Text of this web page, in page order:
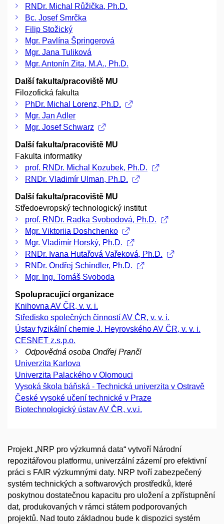
RNDr. Michal Růžička, Ph.D.
Bc. Josef Smrčka
Filip Stožický
Mgr. Pavlína Špringerová
Mgr. Jana Tuliková
Mgr. Antonín Zita, M.A., Ph.D.
Další fakulta/pracoviště MU
Filozofická fakulta
PhDr. Michal Lorenz, Ph.D.
Mgr. Jan Adler
Mgr. Josef Schwarz
Další fakulta/pracoviště MU
Fakulta informatiky
prof. RNDr. Michal Kozubek, Ph.D.
RNDr. Vladimír Ulman, Ph.D.
Další fakulta/pracoviště MU
Středoevropský technologický institut
prof. RNDr. Radka Svobodová, Ph.D.
Mgr. Viktoriia Doshchenko
Mgr. Vladimír Horský, Ph.D.
RNDr. Ivana Hutařová Vařeková, Ph.D.
RNDr. Ondřej Schindler, Ph.D.
Mgr. Ing. Tomáš Svoboda
Spolupracující organizace
Knihovna AV ČR, v. v. i.
Středisko společných činností AV ČR, v. v. i.
Ústav fyzikální chemie J. Heyrovského AV ČR, v. v. i.
CESNET z.s.p.o.
Odpovědná osoba Ondřej Prančl
Univerzita Karlova
Univerzita Palackého v Olomouci
Vysoká škola báňská - Technická univerzita v Ostravě
České vysoké učení technické v Praze
Biotechnologický ústav AV ČR, v.v.i.
Projekt „NRP pro výzkumná data“ vytvoří Národní
repozitářovou platformu, univerzální zázemí pro efektivní
práci s FAIR výzkumnými daty. NRP tvoří zabezpečený
systém technických a softwarových prostředků, které
poskytnou dostatečnou kapacitu pro uložení a zpřístupnění
dat, produkovaných v rámci státem podporovaných
projektů. Nad touto základnou bude k dispozici systém